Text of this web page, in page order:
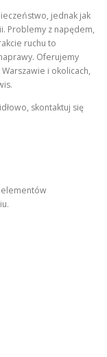
jednak jak
Problemy z napędem,
ruchu to
Oferujemy
i okolicach,
skontaktuj się
elementów